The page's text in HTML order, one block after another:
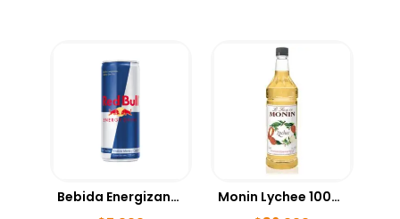
Bebida Energizante RedBull 250ml
Monin Lychee 1000ml